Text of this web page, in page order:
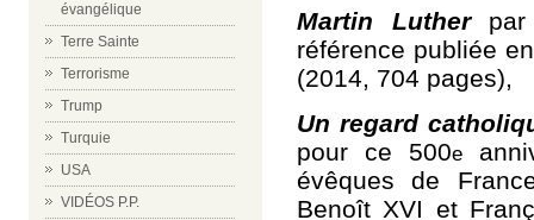
évangélique
Terre Sainte
Terrorisme
Trump
Turquie
USA
VIDÉOS P.P.
Martin Luther
référence publiée
(2014, 704 pages),
Un regard
pour ce 500e
évêques de
Benoît XVI et